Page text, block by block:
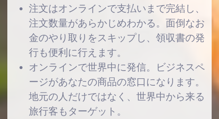
注文はオンラインで支払いまで完結し、
注文数量があらかじめわかる。面倒なお
金のやり取りをスキップし、領収書の発
行も便利に行えます。
オンラインで世界中に発信。ビジネスペ
ージがあなたの商品の窓口になります。
地元の人だけではなく、世界中から来る
旅行客もターゲット。